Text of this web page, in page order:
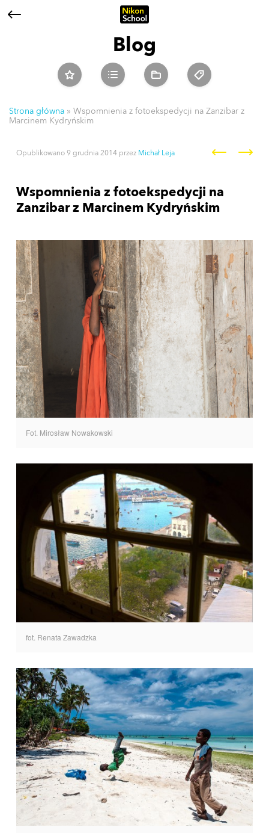
Blog
Strona główna » Wspomnienia z fotoekspedycji na Zanzibar z
Marcinem Kydryńskim
Nawigacja po wpisach
Wspomnienia z fotoekspedycji na
Zanzibar z Marcinem Kydryńskim
Opublikowano 9 grudnia 2014 przez Michał Leja
Fot. Mirosław Nowakowski
fot. Renata Zawadzka